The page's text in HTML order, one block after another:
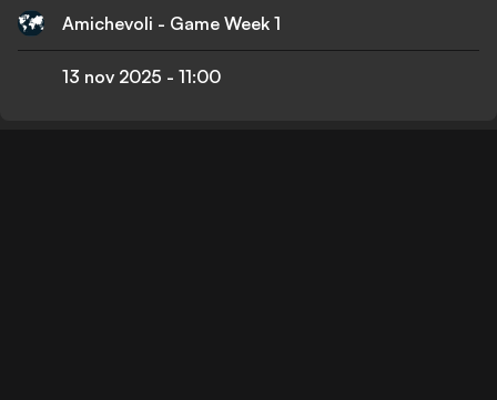
Amichevoli - Game Week 1
13 nov 2025 - 11:00